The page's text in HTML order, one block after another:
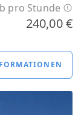
pro Stunde
240,00 €